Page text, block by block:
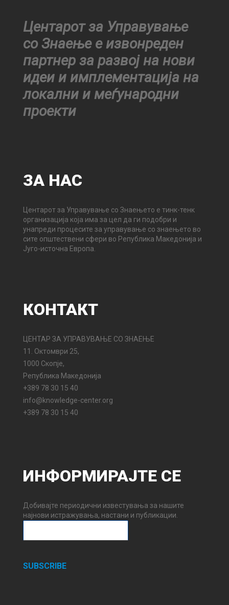
Центарот за Управување
со Знаење е извонреден
партнер за развој на нови
идеи и имплементација на
локални и меѓународни
проекти
ЗА НАС
Центарот за Управување со Знаењето е тинк-тенк
организација која има за цел да ги подобри и
унапреди процесите за управување со знаењето во
сите општествени сфери во Република Македонија и
Југо-источна Европа.
КОНТАКТ
ЦЕНТАР ЗА УПРАВУВАЊЕ СО ЗНАЕЊЕ
11. Октомври 25,
1000 Скопје,
Република Македонија
+389 78 30 15 40
info@knowledge-center.org
+389 78 30 15 40
ИНФОРМИРАЈТЕ СЕ
Добивајте периодични известувања за нашите
најнови истражувања, настани и публикации.
SUBSCRIBE